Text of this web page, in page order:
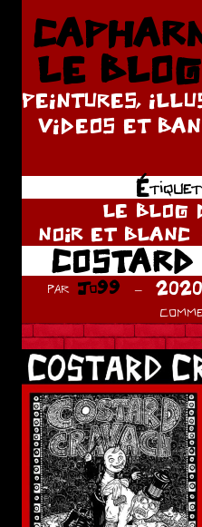
Aller
contenuLE
PEINTURES,
VIDEOS ET
LE BLOG
NOIR ET BLANC
par Jo99